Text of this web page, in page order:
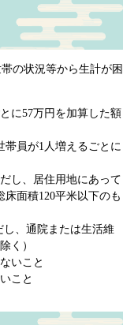
の状況等から生計が困
に57万円を加算した額
帯員が1人増えるごとに
し、居住用地にあって
面積120平米以下のも
、通院または生活維
く）
いこと
こと